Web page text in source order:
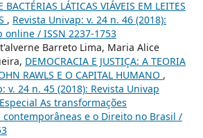
BACTÉRIAS LÁTICAS VIÁVEIS EM LEITES
, Revista Univap: v. 24 n. 46 (2018):
online / ISSN 2237-1753
Barreto Lima, Maria Alice
DEMOCRACIA E JUSTIÇA: A TEORIA
RAWLS E O CAPITAL HUMANO ,
v. 24 n. 45 (2018): Revista Univap
As transformações
contemporâneas e o Direito no Brasil /